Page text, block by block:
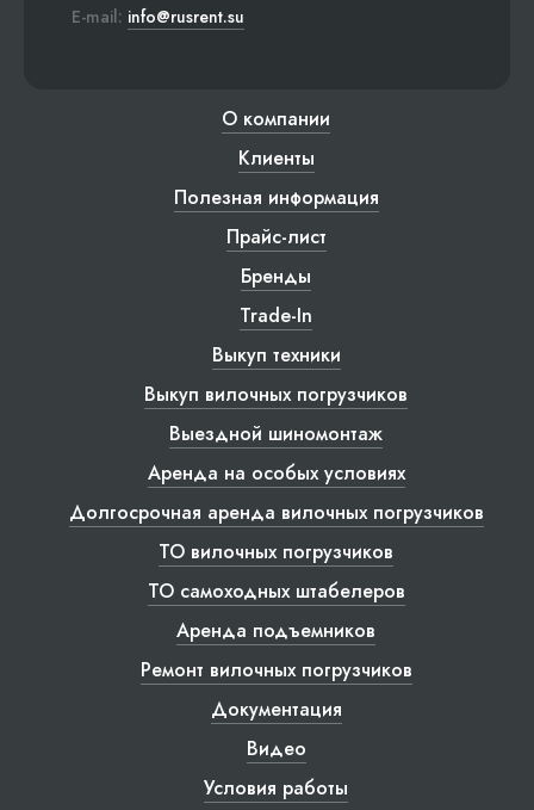
E-mail: info@rusrent.su
О компании
Клиенты
Полезная информация
Прайс-лист
Бренды
Trade-In
Выкуп техники
Выкуп вилочных погрузчиков
Выездной шиномонтаж
Аренда на особых условиях
Долгосрочная аренда вилочных погрузчиков
ТО вилочных погрузчиков
ТО самоходных штабелеров
Аренда подъемников
Ремонт вилочных погрузчиков
Документация
Видео
Условия работы